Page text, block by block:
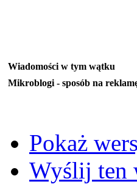
Wiadomości w tym wątku
Mikroblogi - sposób na
Pokaż
Wyślij ten